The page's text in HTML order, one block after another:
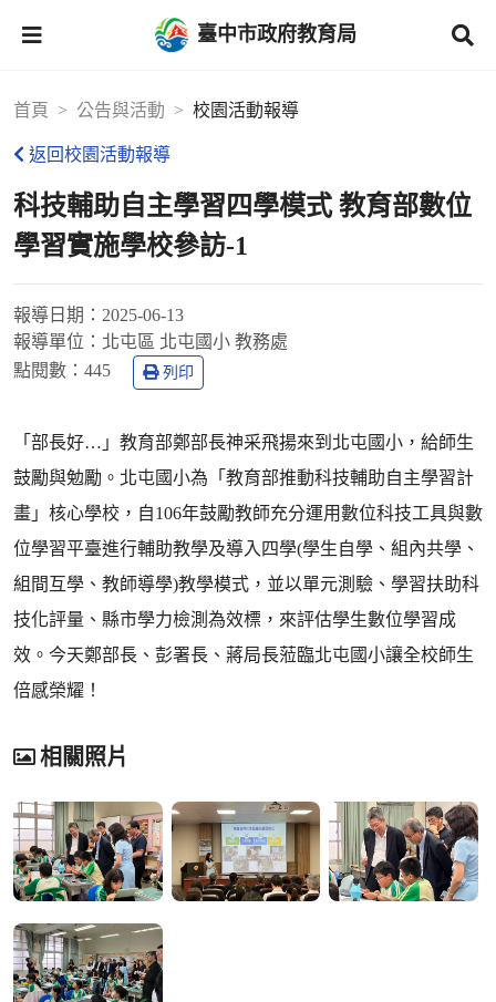
臺中市政府教育局
首頁 公告與活動 校園活動報導
返回校園活動報導
科技輔助自主學習四學模式 教育部數位
學習實施學校參訪-1
報導日期： 2025-06-13
報導單位： 北屯區 北屯國小 教務處
點閱數： 445 列印
「部長好…」教育部鄭部長神采飛揚來到北屯國小，給師生
鼓勵與勉勵。北屯國小為「教育部推動科技輔助自主學習計
畫」核心學校，自106年鼓勵教師充分運用數位科技工具與數
位學習平臺進行輔助教學及導入四學(學生自學、組內共學、
組間互學、教師導學)教學模式，並以單元測驗、學習扶助科
技化評量、縣市學力檢測為效標，來評估學生數位學習成
效。今天鄭部長、彭署長、蔣局長蒞臨北屯國小讓全校師生
倍感榮耀！
相關照片